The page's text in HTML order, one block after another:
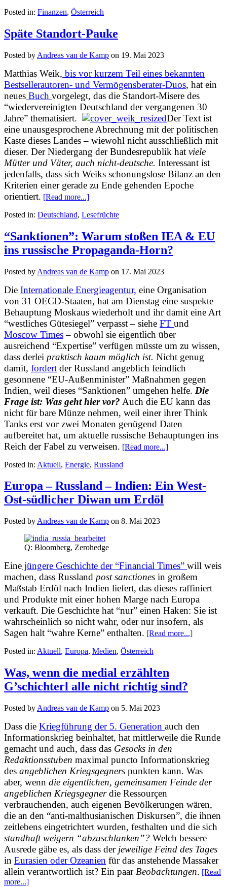
Posted in: Finanzen, Österreich
Späte Standort-Pauke
Posted by Andreas van de Kamp on 19. Mai 2023
Matthias Weik, bis vor kurzem Teil eines bekannten
Bestsellerautoren- und Vermögensberater-Duos, hat ein
neues Buch vorgelegt, das die Standort-Misere des
“wiedervereinigten Deutschland der vergangenen 30
Jahre” thematisiert.
Der Text ist
eine unausgesprochene Abrechnung mit der politischen
Kaste dieses Landes – wiewohl nicht ausschließlich mit
dieser. Der Niedergang der Bundesrepublik hat viele
Mütter und Väter, auch nicht-deutsche. Interessant ist
jedenfalls, dass sich Weiks schonungslose Bilanz an den
Kriterien einer gerade zu Ende gehenden Epoche
orientiert. [Read more...]
Posted in: Deutschland, Lesefrüchte
“Sanktionen”: Warum stoßen IEA & EU
ins russische Propaganda-Horn?
Posted by Andreas van de Kamp on 17. Mai 2023
Die Internationale Energieagentur, eine Organisation
von 31 OECD-Staaten, hat am Dienstag eine suspekte
Behauptung Moskaus wiederholt und ihr damit eine Art
“westliches Gütesiegel” verpasst – siehe FT und
Moscow Times– obwohl sie eigentlich über
ausreichend “Expertise” verfügen müsste um zu wissen,
dass derlei praktisch kaum möglich ist. Nicht genug
damit, fordert der Russland angeblich feindlich
gesonnene “EU-Außenminister” Maßnahmen gegen
Indien, weil dieses “Sanktionen” umgehen helfe. Die
Frage ist: Was geht hier vor? Auch die EU kann das
nicht für bare Münze nehmen, weil einer ihrer Think
Tanks erst vor zwei Monaten genügend Daten
aufbereitet hat, um aktuelle russische Behauptungen ins
Reich der Fabel zu verweisen. [Read more...]
Posted in: Aktuell, Energie, Russland
Europa – Russland – Indien: Ein West-
Ost-südlicher Diwan um Erdöl
Posted by Andreas van de Kamp on 8. Mai 2023
Q: Bloomberg, Zerohedge
Eine jüngere Geschichte der “Financial Times” will weis
machen, dass Russland post sanctiones in großem
Maßstab Erdöl nach Indien liefert, das dieses raffiniert
und Produkte mit einer hohen Marge nach Europa
verkauft. Die Geschichte hat “nur” einen Haken: Sie ist
wahrscheinlich so nicht wahr, oder nur insofern, als
Sagen halt “wahre Kerne” enthalten. [Read more...]
Posted in: Aktuell, Europa, Medien, Österreich
Was, wenn die medial erzählten
G’schichterl alle nicht richtig sind?
Posted by Andreas van de Kamp on 5. Mai 2023
Dass die Kriegführung der 5. Generation auch den
Informationskrieg beinhaltet, hat mittlerweile die Runde
gemacht und auch, dass das Gesocks in den
Redaktionsstuben maximal puncto Informationskrieg
des angeblichen Kriegsgegners punkten kann. Was
aber, wenn die eigentlichen, gemeinsamen Feinde der
angeblichen Kriegsgegnerdie Ressourçen
verbrauchenden, auch eigenen Bevölkerungen wären,
die an den “anti-malthusianischen Diskursen”, die ihnen
zeitlebens eingetrichtert wurden, festhalten und die sich
standhaft weigern “abzuschlanken”? Welch bessere
Ausrede gäbe es, als dass der jeweilige Feind des Tages
in Eurasien oder Ozeanien für das anstehende Massaker
allein verantwortlich ist? Ein paar Beobachtungen. [Read
more...]